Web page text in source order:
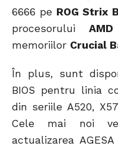
6666 pe ROG Strix
procesorului
memoriilor Crucial
În plus, sunt
BIOS pentru linia
din seriile A520,
Cele mai noi
actualizarea